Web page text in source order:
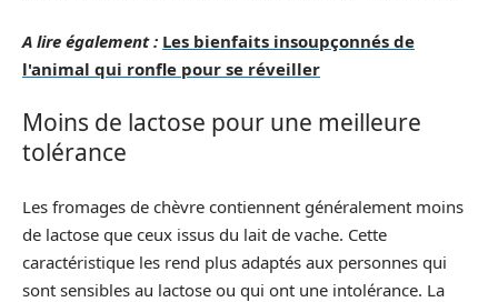
A lire également : Les bienfaits insoupçonnés de
l'animal qui ronfle pour se réveiller
Moins de lactose pour une meilleure
tolérance
Les fromages de chèvre contiennent généralement moins
de lactose que ceux issus du lait de vache. Cette
caractéristique les rend plus adaptés aux personnes qui
sont sensibles au lactose ou qui ont une intolérance. La